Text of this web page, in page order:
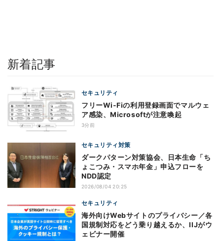
新着記事
セキュリティ
フリーWi-Fiの利用登録画面でマルウェ
ア感染、Microsoftが注意喚起
3分前
セキュリティ対策
ダークパターン対策協会、日本生命「ち
ょこつみ・スマホ年金」申込フローを
NDD認定
2026/08/04 20:25
セキュリティ
海外向けWebサイトのプライバシー／各
国規制対応をどう乗り越えるか、IIJがウ
ェビナー開催